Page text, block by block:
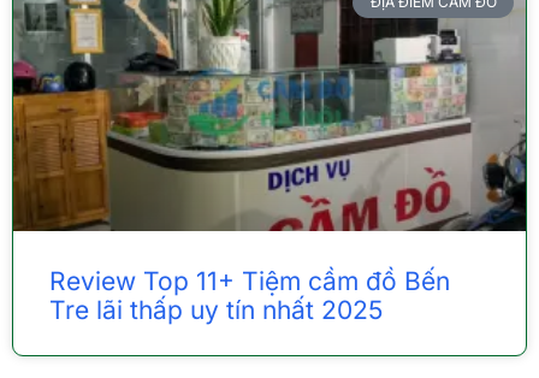
Review Top 11+ Tiệm cầm đồ Bến
Tre lãi thấp uy tín nhất 2025